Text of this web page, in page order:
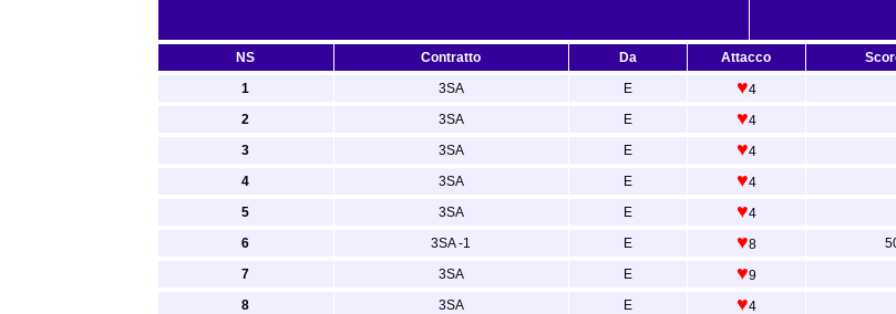
NS Contratto Da Attacco
1
3SA E ♥4
2
3SA E ♥4
3
3SA E ♥4
4
3SA E ♥4
5
3SA E ♥4
6
3SA -1 E ♥8
7
3SA E ♥9
8
3SA E ♥4